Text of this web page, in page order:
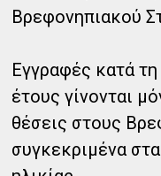
Βρεφονηπιακού
Εγγραφές κατά
έτους γίνονται
θέσεις στους
συγκεκριμένα